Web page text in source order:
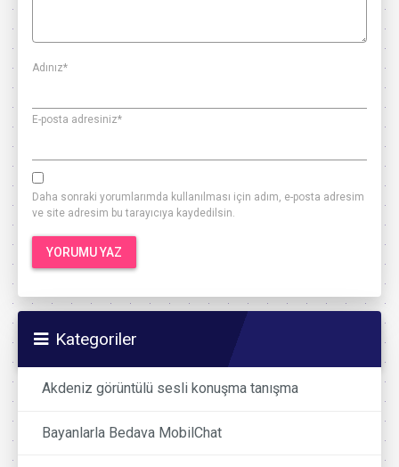
Adınız*
E-posta adresiniz*
Daha sonraki yorumlarımda kullanılması için adım, e-posta adresim
ve site adresim bu tarayıcıya kaydedilsin.
Kategoriler
Akdeniz görüntülü sesli konuşma tanışma
Bayanlarla Bedava MobilChat